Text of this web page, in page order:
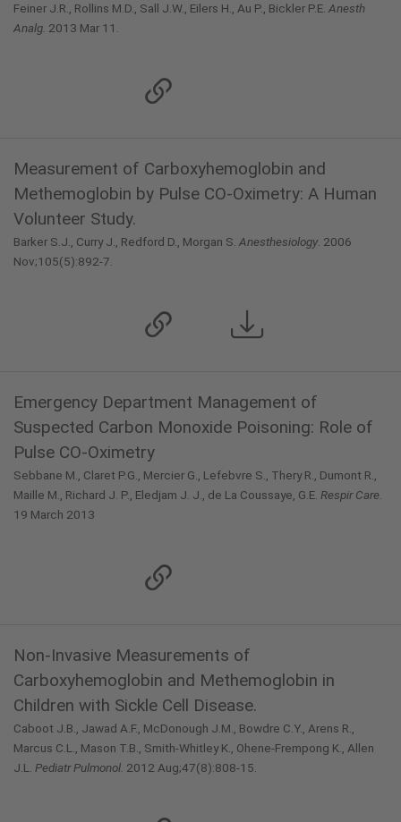
Feiner J.R., Rollins M.D., Sall J.W., Eilers H., Au P., Bickler P.E. Anesth
Analg. 2013 Mar 11.
Measurement of Carboxyhemoglobin and
Methemoglobin by Pulse CO-Oximetry: A Human
Volunteer Study.
Barker S.J., Curry J., Redford D., Morgan S. Anesthesiology . 2006
Nov;105(5):892-7.
Emergency Department Management of
Suspected Carbon Monoxide Poisoning: Role of
Pulse CO-Oximetry
Sebbane M., Claret P.G., Mercier G., Lefebvre S., Thery R., Dumont R.,
Maille M., Richard J. P., Eledjam J. J., de La Coussaye, G.E. Respir Care
19 March 2013
Non-Invasive Measurements of
Carboxyhemoglobin and Methemoglobin in
Children with Sickle Cell Disease.
Caboot J.B., Jawad A.F., McDonough J.M., Bowdre C.Y., Arens R.,
Marcus C.L., Mason T.B., Smith-Whitley K., Ohene-Frempong K., Allen
J.L. Pediatr Pulmonol. 2012 Aug;47(8):808-15.